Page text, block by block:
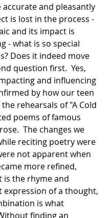
and pleasantly
is lost in the process -
and its impact is
- what is so special
Does it indeed move
question first.  Yes,
and influencing
by how our teen
rehearsals of "A Cold
poems of famous
The changes we
reciting poetry were
not apparent when
more refined,
is the rhyme and
expression of a thought,
is what
finding an